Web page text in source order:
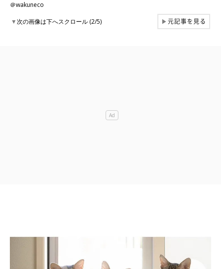
＠wakuneco
▼次の画像は下へスクロール (2/5) ▶元記事を見る